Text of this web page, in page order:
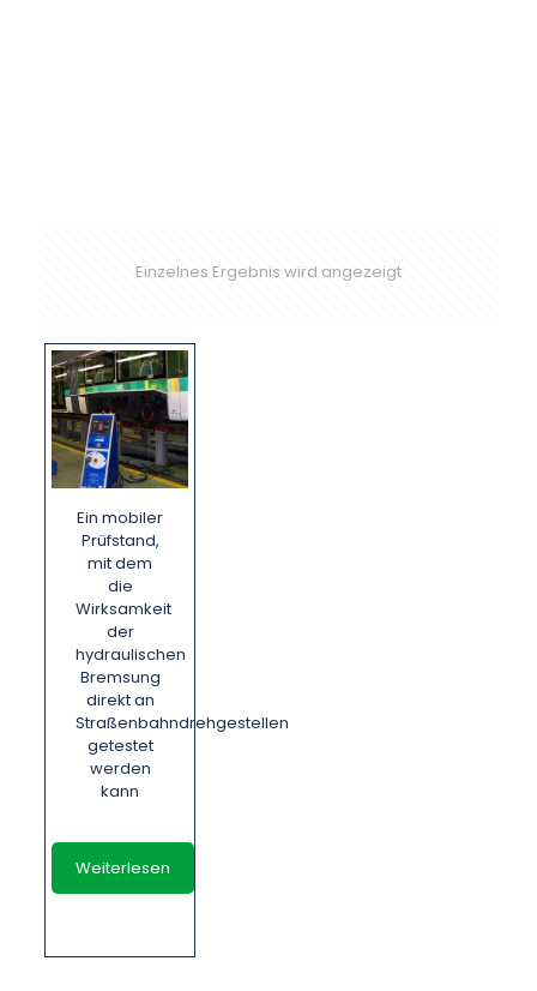
Einzelnes Ergebnis wird angezeigt
Ein mobiler
Prüfstand,
mit dem
die
Wirksamkeit
der
hydraulischen
Bremsung
direkt an
Straßenbahndrehgestellen
getestet
werden
kann
Weiterlesen